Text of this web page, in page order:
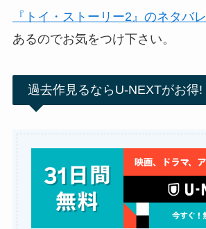
『トイ・ストーリー2』のネタバレ
あるのでお気をつけ下さい。
過去作見るならU-NEXTがお得!